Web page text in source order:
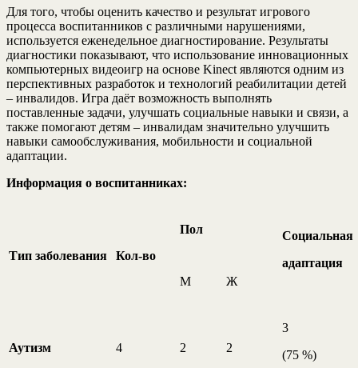
Для того, чтобы оценить качество и результат игрового
процесса воспитанников с различными нарушениями,
используется еженедельное диагностирование. Результаты
диагностики показывают, что использование инновационных
компьютерных видеоигр на основе Kinect являются одним из
перспективных разработок и технологий реабилитации детей
– инвалидов. Игра даёт возможность выполнять
поставленные задачи, улучшать социальные навыки и связи, а
также помогают детям – инвалидам значительно улучшить
навыки самообслуживания, мобильности и социальной
адаптации.
Информация о воспитанниках:
Тип заболевания Кол-во
Пол
Социальная
адаптация
М
Ж
Аутизм 4 2 2
3
(75 %)